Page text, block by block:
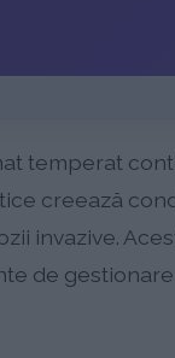
temperat
creează
invazive.
de gestionare